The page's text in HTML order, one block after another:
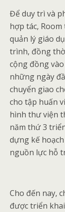
Để duy trì và
hợp tác,
quản lý giáo
trình, đồng
cộng đồng
những ngày
chuyển giao
cho tập huấn
hình thư viện
năm thứ 3
dựng kế
nguồn lực hỗ
Cho đến nay,
được triển